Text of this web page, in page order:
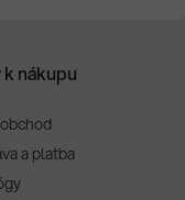
k nákupu
a platba